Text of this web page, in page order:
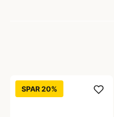
SPAR 20%